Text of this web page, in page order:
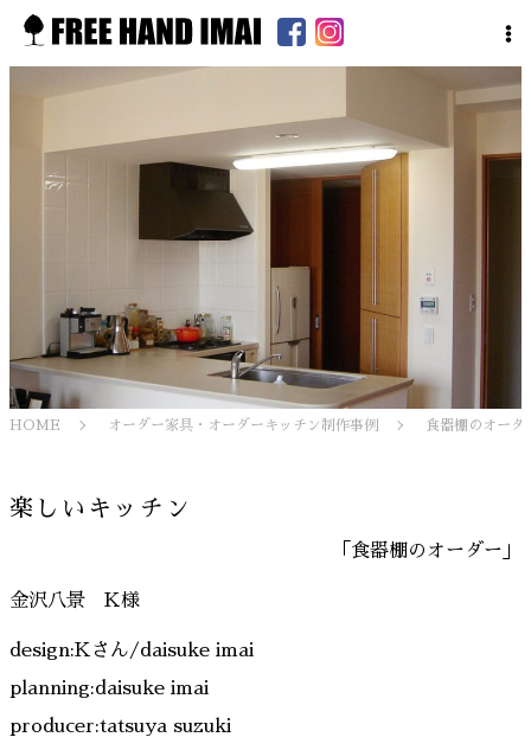
HOME オーダー家具・オーダーキッチン制作事例 食器棚のオーダ
楽しいキッチン
「食器棚のオーダー」
金沢八景 K様
design:Kさん/daisuke imai
planning:daisuke imai
producer:tatsuya suzuki